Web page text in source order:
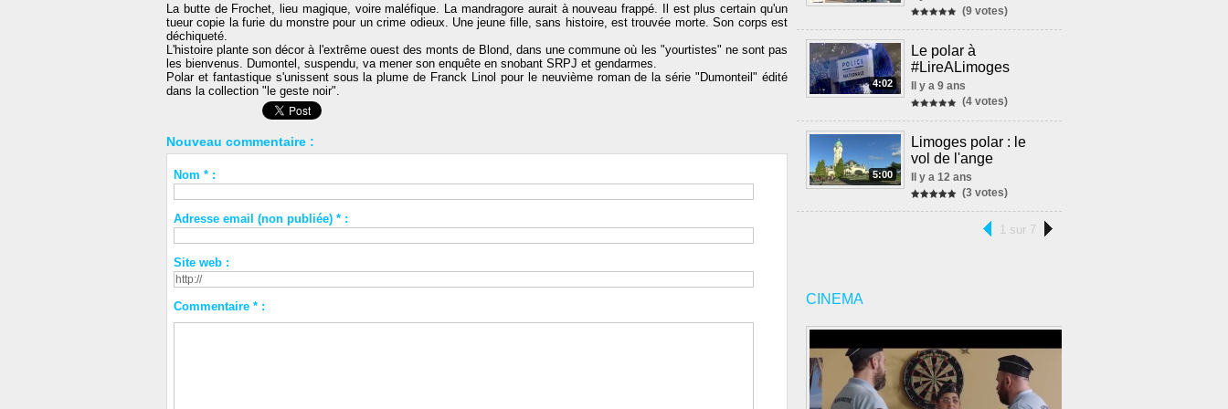
(9 votes)
4:02
Le polar à
#LireALimoges
Il y a 9 ans
(4 votes)
5:00
Limoges polar : le
vol de l'ange
Il y a 12 ans
(3 votes)
1 sur 7
CINEMA
La butte de Frochet, lieu magique, voire maléfique. La mandragore aurait à nouveau frappé. Il est plus certain qu'un
tueur copie la furie du monstre pour un crime odieux. Une jeune fille, sans histoire, est trouvée morte. Son corps est
déchiqueté.
L'histoire plante son décor à l'extrême ouest des monts de Blond, dans une commune où les "yourtistes" ne sont pas
les bienvenus. Dumontel, suspendu, va mener son enquête en snobant SRPJ et gendarmes.
Polar et fantastique s'unissent sous la plume de Franck Linol pour le neuvième roman de la série "Dumonteil" édité
dans la collection "le geste noir".
Nouveau commentaire :
Nom * :
Adresse email (non publiée) * :
Site web :
Commentaire * :